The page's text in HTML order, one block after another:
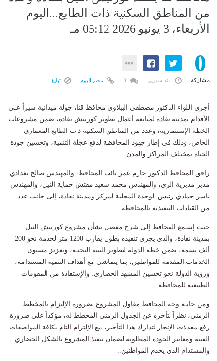
من المناطق السكنية ذات الطابع...اليوم
الأربعاء، 3 يونيو 2026 05:12 مـ
0
مشاركة منذ شهرين مصر اليوم تبليغ
أجرى اللواء الدكتور مصطفى الببلاوي محافظ قنا، جولة ميدانية سيراً على
الأقدام بمدينة نقادة لمتابعة أعمال تطوير كورنيش نقادة، ضمن مشروعات
الخطة الإستثمارية، وعدد من المناطق السكنية ذات الطابع المعماري
الخاص، وذلك في إطار جهود المحافظة لدفع عجلة التنمية، وتحسين جودة
الحياة بمختلف المراكز والمدن..
رافق المحافظ الدكتور حازم عمر نائب المحافظ، والمهندس صالح بغدادي
مدير مديرية الري، والمهندس محمد سعيد مفتش حماية النيل، والمهندس
ياسر حمادي رئيس الوحدة المحلية لمركز ومدينة نقادة، إلى جانب عدد
من القيادات التنفيذية بالمحافظة..
حيث إستمع المحافظ إلى شرح مفصل بشأن مشروع كورنيش النيل
بمدينة نقادة، والذي يجري تنفيذه بطول يقارب 1200 متر لخدمة نحو 200
ألف نسمة، ضمن خطة الدولة لتطوير البنية التحتية، وتعزيز مستوى
الخدمات المقدمة للمواطنين، بما يتماشى مع أهداف التنمية المستدامة،
ورؤية الدولة نحو تحسين المشهد الحضاري، والإستفادة من المقومات
الطبيعية للمحافظة..
ومن جانبه وجه المحافظ مقاول المشروع بضرورة الإلتزام بالمخطط
الزمني، نظراً لتأخره عن الجدول الزمني المخطط له، مؤكداً على ضرورة
رفع معدلات الإنجاز لتدارك هذا التأخير، مع الإلتزام التام بكافة المواصفات
الفنية ومعايير الجودة المطلوبة لضمان تنفيذ المشروع بالشكل الحضاري
والمستدام الذي يخدم المواطنين..